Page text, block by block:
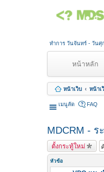
ทำการ วันจันทร์ - วันศุ
หน้าหลัก(
u
r
t
)
หน้าเว็บ หน้าเ
เมนูลัด FAQ
MDCRM - ร
ตั้งกระทู้ใหม่
หัวข้อ